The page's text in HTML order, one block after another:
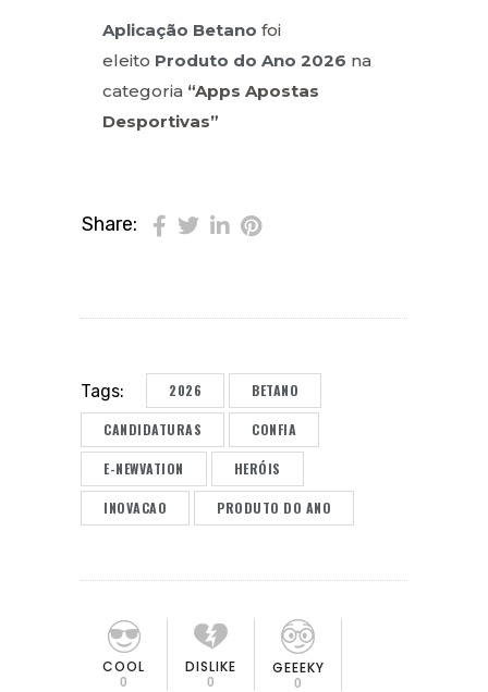
Aplicação Betano foi
eleito Produto do Ano 2026 na
categoria “Apps Apostas
Desportivas”
Share:
Tags: 2026 BETANO
CANDIDATURAS CONFIA
E-NEWVATION HERÓIS
INOVACAO PRODUTO DO ANO
COOL
0
DISLIKE
0
GEEEKY
0